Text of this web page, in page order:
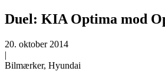
Duel: KIA Optima mod
20. oktober 2014
|
Bilmærker, Hyundai